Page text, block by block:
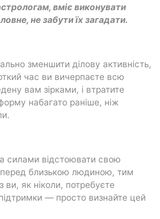
вміє виконувати
не забути їх загадати.
зменшити ділову активність,
час ви вичерпаєте всю
вам зірками, і втратите
набагато раніше, ніж
силами відстоювати свою
перед близькою людиною, тим
ви, як ніколи, потребуєте
— просто визнайте цей